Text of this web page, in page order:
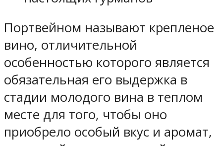
Портвейном называют крепленое
вино, отличительной
особенностью которого является
обязательная его выдержка в
стадии молодого вина в теплом
месте для того, чтобы оно
приобрело особый вкус и аромат,